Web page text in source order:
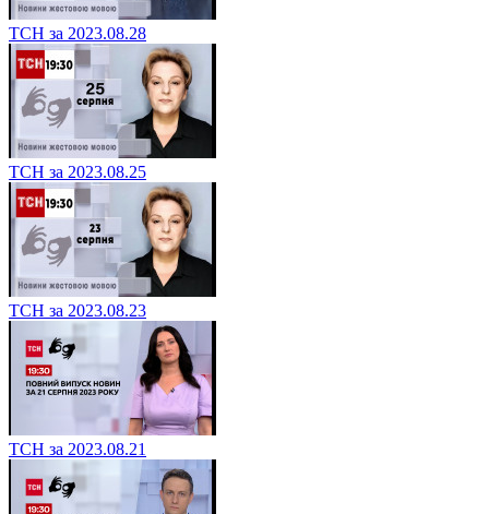
ТСН за 2023.08.28
ТСН за 2023.08.25
ТСН за 2023.08.23
ТСН за 2023.08.21